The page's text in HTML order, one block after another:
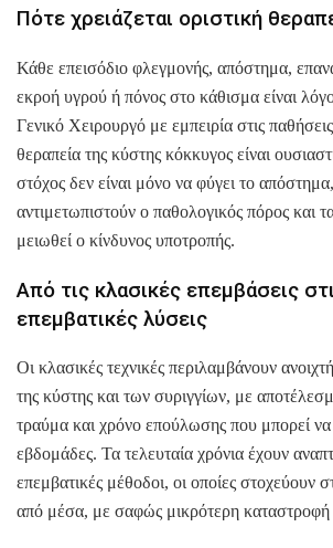
Πότε χρειάζεται οριστική
Κάθε επεισόδιο φλεγμονής, απόστημα,
εκροή υγρού ή πόνος στο κάθισμα είναι
Γενικό Χειρουργό με εμπειρία στις
θεραπεία της κύστης κόκκυγος είναι
στόχος δεν είναι μόνο να φύγει το
αντιμετωπιστούν ο παθολογικός πόρος και
μειωθεί ο κίνδυνος υποτροπής.
Από τις κλασικές επεμβάσεις
επεμβατικές λύσεις
Οι κλασικές τεχνικές περιλαμβάνουν
της κύστης και των συριγγίων, με
τραύμα και χρόνο επούλωσης που μπορεί να
εβδομάδες. Τα τελευταία χρόνια έχουν
επεμβατικές μέθοδοι, οι οποίες στοχεύουν
από μέσα, με σαφώς μικρότερη καταστροφή